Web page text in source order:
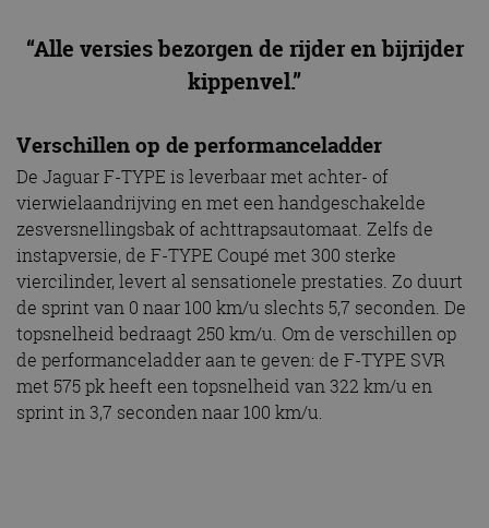
“Alle versies bezorgen de rijder en bijrijder
kippenvel.”
Verschillen op de performanceladder
De Jaguar F-TYPE is leverbaar met achter- of
vierwielaandrijving en met een handgeschakelde
zesversnellingsbak of achttrapsautomaat. Zelfs de
instapversie, de F-TYPE Coupé met 300 sterke
viercilinder, levert al sensationele prestaties. Zo duurt
de sprint van 0 naar 100 km/u slechts 5,7 seconden. De
topsnelheid bedraagt 250 km/u. Om de verschillen op
de performanceladder aan te geven: de F-TYPE SVR
met 575 pk heeft een topsnelheid van 322 km/u en
sprint in 3,7 seconden naar 100 km/u.